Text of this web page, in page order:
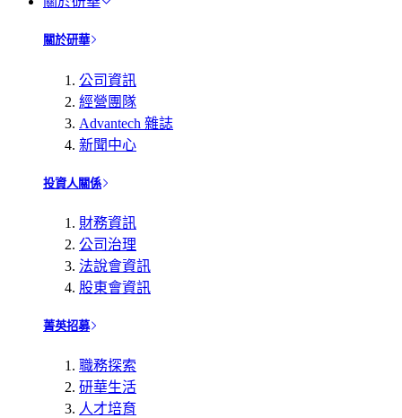
關於研華
公司資訊
經營團隊
Advantech 雜誌
新聞中心
投資人關係
財務資訊
公司治理
法說會資訊
股東會資訊
菁英招募
職務探索
研華生活
人才培育